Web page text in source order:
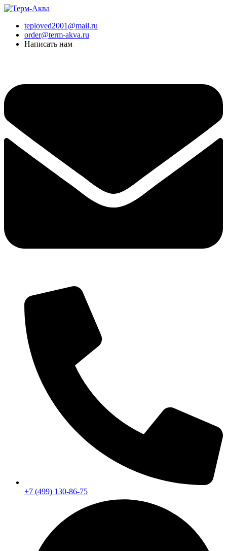
Перейти
содержимому
teploved2001@mail.ru
order@term-akva.ru
Написать нам
+7 (499) 130-86-75